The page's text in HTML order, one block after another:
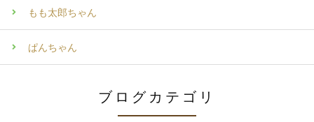
もも太郎ちゃん
ぱんちゃん
ブログカテゴリ